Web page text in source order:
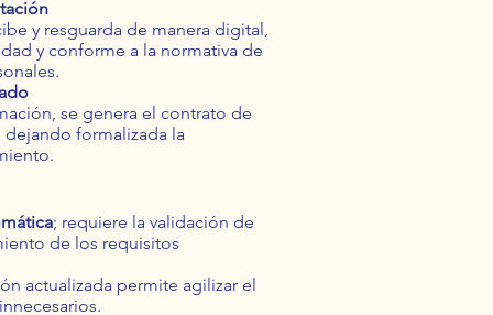
y resguarda de manera digital,
y conforme a la normativa de
se genera el contrato de
dejando formalizada la
; requiere la validación de
de los requisitos
actualizada permite agilizar el